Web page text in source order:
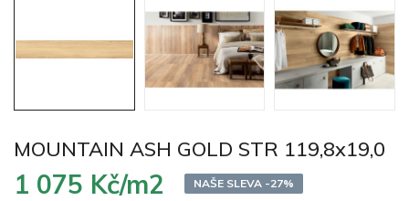
MOUNTAIN ASH GOLD STR 119,8x19,0
1 075 Kč/m2
NAŠE SLEVA -27%